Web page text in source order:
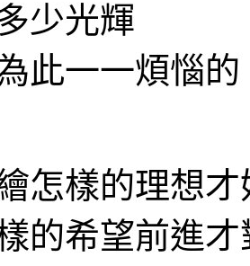
少光輝
此一一煩惱的
怎樣的理想才
的希望前進才